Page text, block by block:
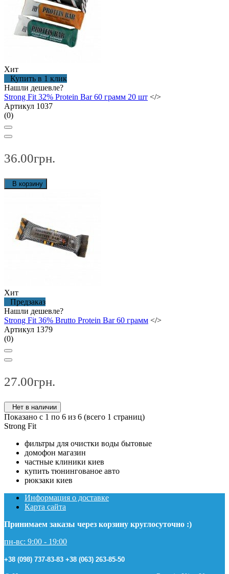
Хит
Купить в 1 клик
Нашли дешевле?
Strong Fit 32% Protein Bar 60 грамм 20 шт </>
Артикул 1037
(0)
36.00грн.
В корзину
Хит
Предзаказ
Нашли дешевле?
Strong Fit 36% Brutto Protein Bar 60 грамм </>
Артикул 1379
(0)
27.00грн.
Нет в наличии
Показано с 1 по 6 из 6 (всего 1 страниц)
Strong Fit
фильтры для очистки воды бытовые
домофон магазин
частные клиники киев
купить тюнингованое авто
рюкзаки киев
Информация о доставке
Карта сайта
Принимаем заказы через корзину круглосуточно :)
пн-вс: 9:00 - 19:00
+38 (098) 737-83-83 +38 (063) 263-85-50